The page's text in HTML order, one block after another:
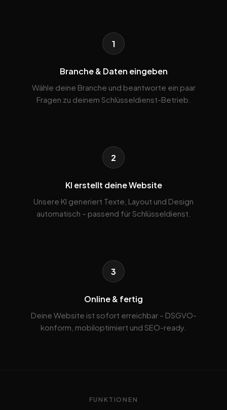
1
Branche & Daten eingeben
Wähle deine Branche und beantworte ein paar
Fragen zu deinem Schlüsseldienst-Betrieb.
2
KI erstellt deine Website
Unsere KI generiert Texte, Layout und Design
automatisch – passend für Schlüsseldienst.
3
Online & fertig
Deine Website ist sofort erreichbar – DSGVO-
konform, mobiloptimiert und SEO-ready.
FUNKTIONEN